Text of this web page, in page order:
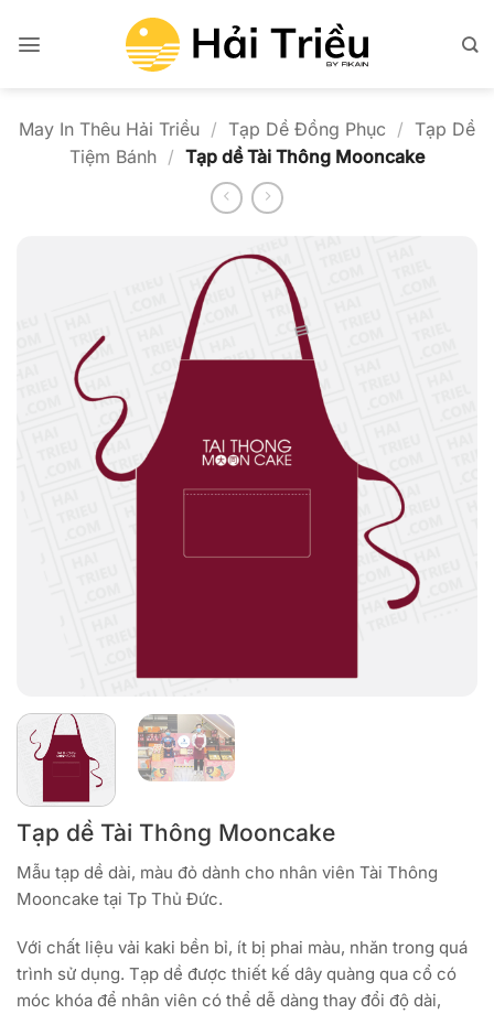
qua
May In Thêu Hải Triều / Tạp Dề Đồng Phục / Tạp Dề
Tiệm Bánh / Tạp dề Tài Thông Mooncake
Tạp dề Tài Thông Mooncake
Mẫu tạp dề dài, màu đỏ dành cho nhân viên Tài Thông
Mooncake tại Tp Thủ Đức.
Với chất liệu vải kaki bền bỉ, ít bị phai màu, nhăn trong quá
trình sử dụng. Tạp dề được thiết kế dây quàng qua cổ có
móc khóa để nhân viên có thể dễ dàng thay đổi độ dài,